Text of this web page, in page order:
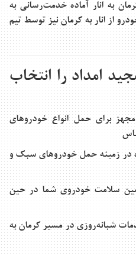
به انار آماده خدمت‌رسانی به
از انار به کرمان نیز توسط تیم
امداد را انتخاب
برای حمل انواع خودروهای
زمینه حمل خودروهای سبک و
سلامت خودروی شما در حین
و خدمات شبانه‌روزی در مسیر کرمان به